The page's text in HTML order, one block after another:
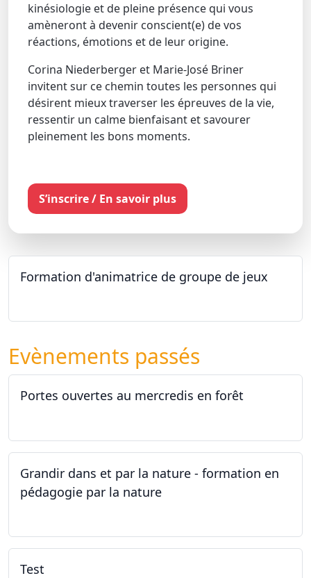
kinésiologie et de pleine présence qui vous
amèneront à devenir conscient(e) de vos
réactions, émotions et de leur origine.
Corina Niederberger et Marie-José Briner
invitent sur ce chemin toutes les personnes qui
désirent mieux traverser les épreuves de la vie,
ressentir un calme bienfaisant et savourer
pleinement les bons moments.
S’inscrire / En savoir plus
Formation d'animatrice de groupe de jeux
Evènements passés
Portes ouvertes au mercredis en forêt
Grandir dans et par la nature - formation en
pédagogie par la nature
Test